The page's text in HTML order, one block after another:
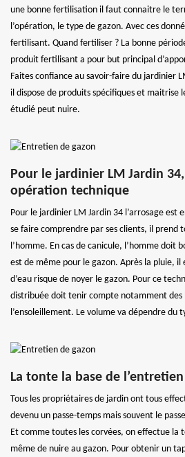
une bonne fertilisation il faut connaitre le
l’opération, le type de gazon. Avec ces
fertilisant. Quand fertiliser ? La bonne
produit fertilisant a pour but principal
Faites confiance au savoir-faire du jardinier
il dispose de produits spécifiques et maitrise
étudié peut nuire.
Pour le jardinier LM Jardin
opération technique
Pour le jardinier LM Jardin 34 l’arrosage est
se faire comprendre par ses clients, il prend
l’homme. En cas de canicule, l’homme doit
est de même pour le gazon. Après la pluie, il
d’eau risque de noyer le gazon. Pour ce
distribuée doit tenir compte notamment des
l’ensoleillement. Le volume va dépendre du
La tonte la base de l’entretien
Tous les propriétaires de jardin ont tous
devenu un passe-temps mais souvent le
Et comme toutes les corvées, on effectue la
même de nuire au gazon. Pour obtenir un